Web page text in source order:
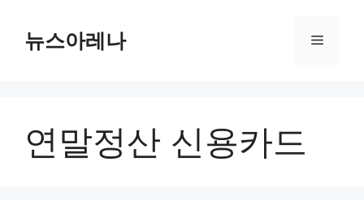
content뉴스아레나 Menu
연말정산 신용카드